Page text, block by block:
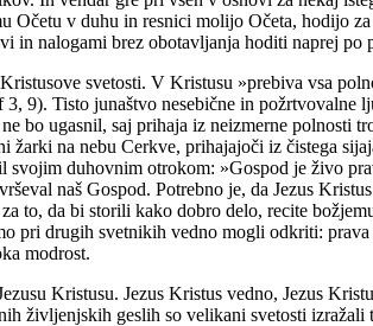
Očetu v duhu in resnici molijo Očeta, hodijo
in nalogami brez obotavljanja hoditi naprej
svetosti. V Kristusu »prebiva vsa
9). Tisto junaštvo nesebične in
ugasnil, saj prihaja iz neizmerne polnosti
na nebu Cerkve, prihajajoči iz čistega
duhovnim otrokom: »Gospod je živo
naš Gospod. Potrebno je, da Jezus
to, da bi storili kako dobro delo, recite
pri drugih svetnikih vedno mogli odkriti:
modrost.
Kristusu. Jezus Kristus vedno, Jezus
geslih so velikani svetosti izražali